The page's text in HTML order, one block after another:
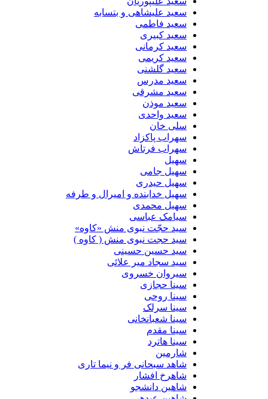
سعید علیشاهی و بتسابه
سعید فاطمی
سعید کبیری
سعید کرمانی
سعید کریمی
سعید گلشنی
سعید مدرس
سعید مشرقی
سعید موذن
سعید واحدی
سلی خان
سهراب پاکزاد
سهراب فرتاش
سهیل
سهیل جامی
سهیل حیدری
سهیل خدابنده و امیرال و طرفه
سهیل محمدی
سیامک عباسی
سید حجّت نبوی منش «کاوه»
سید حجت نبوی منش ( کاوه )
سید حسین حسینى
سید سجاد میر علائی
سیروان خسروی
سینا حجازی
سینا روحی
سینا سرلک
سینا شعبانخانی
سینا مقدم
سینا هاترد
شارمین
شاهد سبحانی فر و نیما تاری
شاهرخ افشار
شاهین دانشجو